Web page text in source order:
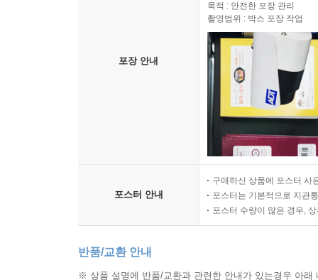
포장 안내
목적 : 안전한 포장 관리
촬영범위 : 박스 포장 작업
포스터 안내
구매하신 상품에 포스터 사
포스터는 기본적으로 지관
포스터 수량이 많은 경우,
반품/교환 안내
※ 상품 설명에 반품/교환과 관련한 안내가 있는경우 아